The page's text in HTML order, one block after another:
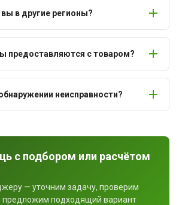
в другие регионы?
предоставляются с товаром?
неисправности?
с подбором или расчётом
— уточним задачу, проверим
предложим подходящий вариант